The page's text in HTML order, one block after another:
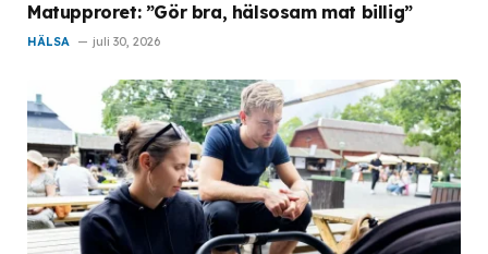
Matupproret: ”Gör bra, hälsosam mat billig”
HÄLSA juli 30, 2026